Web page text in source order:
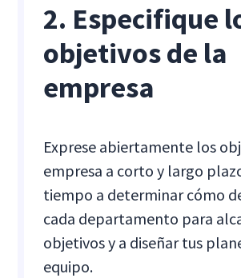
2. Especifique
objetivos de la
empresa
Exprese abiertamente los
empresa a corto y largo
tiempo a determinar cómo
cada departamento para
objetivos y a diseñar tus
equipo.